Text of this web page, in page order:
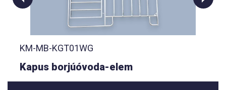
KM-MB-KGT01WG
Kapus borjúóvoda-elem